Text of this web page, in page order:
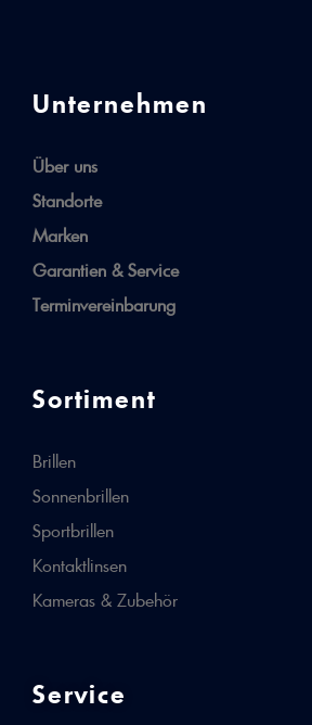
Unternehmen
Über uns
Standorte
Marken
Garantien & Service
Terminvereinbarung
Sortiment
Brillen
Sonnenbrillen
Sportbrillen
Kontaktlinsen
Kameras & Zubehör
Service